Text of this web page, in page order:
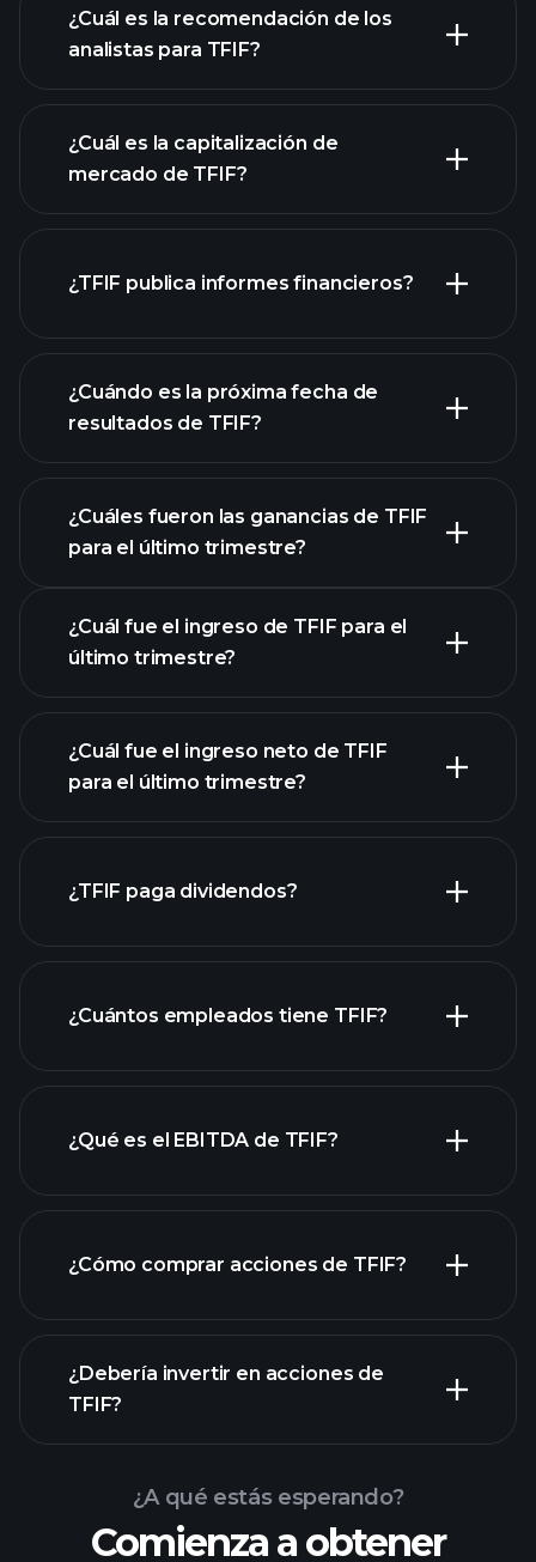
gráfico de TFIF
¿Cuál es la recomendación de los
analistas para TFIF?
¿Cuál es la capitalización de
mercado de TFIF?
acciones
¿TFIF publica informes financieros?
los estados financieros
de TFIF
¿Cuándo es la próxima fecha de
resultados de TFIF?
¿Cuáles fueron las ganancias de TFIF
para el último trimestre?
ganancias de TFIF
¿Cuál fue el ingreso de TFIF para el
último trimestre?
¿Cuál fue el ingreso neto de TFIF
para el último trimestre?
¿TFIF paga dividendos?
acciones de alto dividendo
¿Cuántos empleados tiene TFIF?
¿Qué es el EBITDA de TFIF?
informes financieros
¿Cómo comprar acciones de TFIF?
¿Debería invertir en acciones de
TFIF?
¿A qué estás esperando?
Comienza a obtener